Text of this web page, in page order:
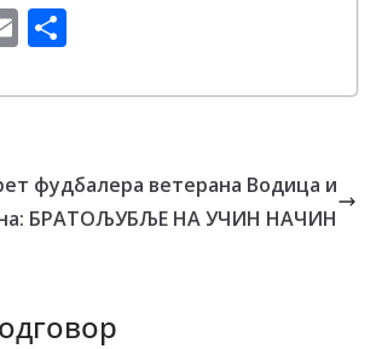
E
ai ar
фудбалера ветерана Водица и
БРАТОЉУБЉЕ НА УЧИН НАЧИН